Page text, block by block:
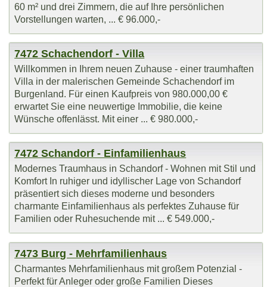
60 m² und drei Zimmern, die auf Ihre persönlichen
Vorstellungen warten, ... € 96.000,-
7472 Schachendorf - Villa
Willkommen in Ihrem neuen Zuhause - einer traumhaften
Villa in der malerischen Gemeinde Schachendorf im
Burgenland. Für einen Kaufpreis von 980.000,00 €
erwartet Sie eine neuwertige Immobilie, die keine
Wünsche offenlässt. Mit einer ... € 980.000,-
7472 Schandorf - Einfamilienhaus
Modernes Traumhaus in Schandorf - Wohnen mit Stil und
Komfort In ruhiger und idyllischer Lage von Schandorf
präsentiert sich dieses moderne und besonders
charmante Einfamilienhaus als perfektes Zuhause für
Familien oder Ruhesuchende mit ... € 549.000,-
7473 Burg - Mehrfamilienhaus
Charmantes Mehrfamilienhaus mit großem Potenzial -
Perfekt für Anleger oder große Familien Dieses